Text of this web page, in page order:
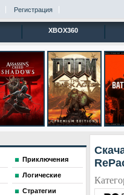
Регистрация
XBOX360
Приключения
Логические
Стратегии